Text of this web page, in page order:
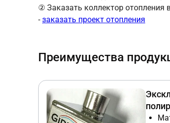
② Заказать коллектор отопления
-заказать проект отопления
Преимущества